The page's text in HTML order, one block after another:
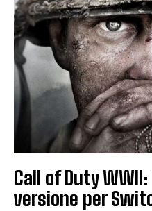
Call of Duty
versione per